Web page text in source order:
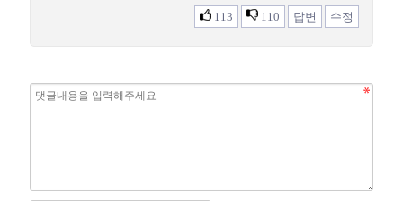
113
110 답변 수정